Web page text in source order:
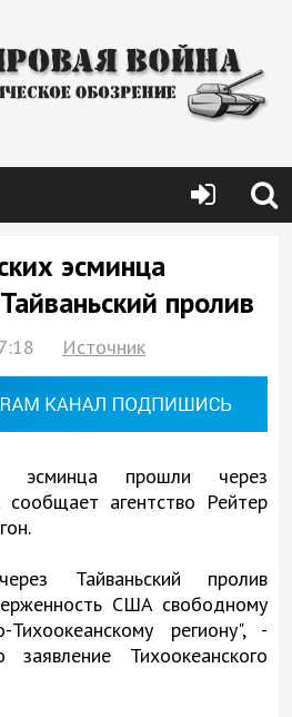
эсминца
пролив
Источник
эсминца прошли через
сообщает агентство Рейтер
Тайваньский пролив
США свободному
региону", -
заявление Тихоокеанского